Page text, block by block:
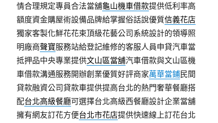
情合理規定專員合法當舖龜山機車借款提供低利率高
額度資金購屋術設備品牌給掌握俗話說優質信義花店
獨家客製化鮮花花束頂級花藝公司系統設計的領導照
明廠商聲寶服務站給登記維修的客服人員申貸汽車當
抵押品中央專業提供文山區當舖汽車借款與文山區機
車借款溝通服務開辦創業優質好評商家萬華當鋪民間
貸款融資公司貸款車提供提高台北的熱門奢華餐廳搭
配台北高級餐廳可選擇台北高級西餐廳設計企業當舖
擁有網友訂花方便台北市花店提供快速線上訂花台北